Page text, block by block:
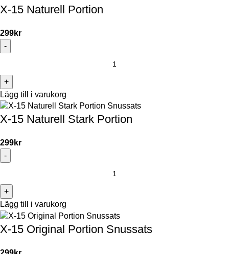
X-15 Naturell Portion
299kr
Lägg till i varukorg
X-15 Naturell Stark Portion
299kr
Lägg till i varukorg
X-15 Original Portion Snussats